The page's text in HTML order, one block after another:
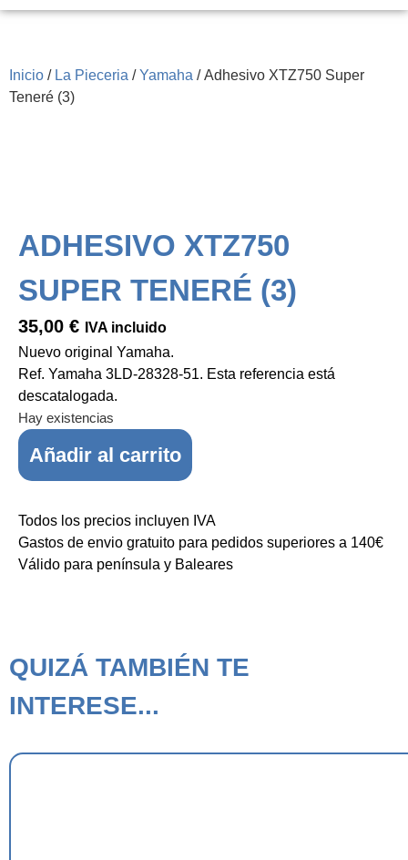
Inicio / La Pieceria /Yamaha / Adhesivo XTZ750 Super
Teneré (3)
ADHESIVO XTZ750
SUPER TENERÉ (3)
35,00 € IVA incluido
Nuevo original Yamaha.
Ref. Yamaha 3LD-28328-51. Esta referencia está
descatalogada.
Hay existencias
Añadir al carrito
Todos los precios incluyen IVA
Gastos de envio gratuito para pedidos superiores a 140€
Válido para península y Baleares
QUIZÁ TAMBIÉN TE
INTERESE...